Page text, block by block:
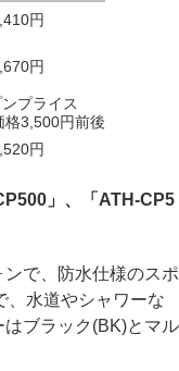
円
円
プライス
格3,500円前後
円
」、「ATH-CP5
で、防水仕様のスポ
、水道やシャワーな
ブラック(BK)とマル